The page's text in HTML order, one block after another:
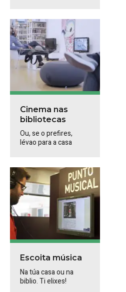
Cinema nas
bibliotecas
Ou, se o prefires,
lévao para a casa
Escoita música
Na túa casa ou na
biblio. Ti elixes!